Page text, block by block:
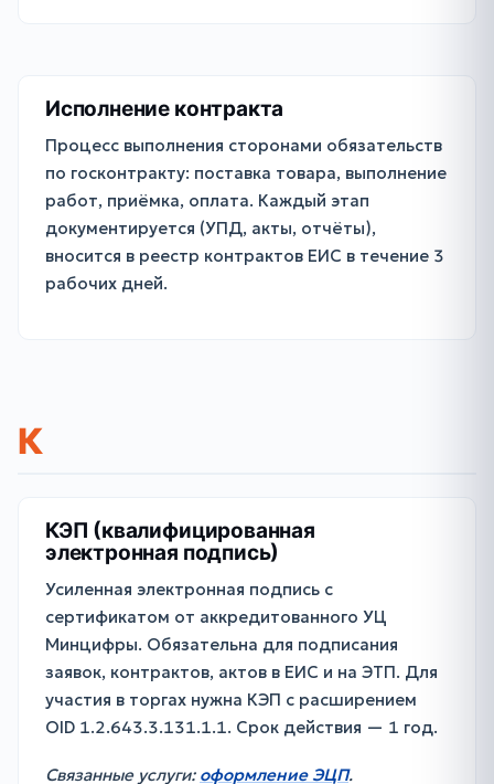
Исполнение контракта
Процесс выполнения сторонами обязательств
по госконтракту: поставка товара, выполнение
работ, приёмка, оплата. Каждый этап
документируется (УПД, акты, отчёты),
вносится в реестр контрактов ЕИС в течение 3
рабочих дней.
К
КЭП (квалифицированная
электронная подпись)
Усиленная электронная подпись с
сертификатом от аккредитованного УЦ
Минцифры. Обязательна для подписания
заявок, контрактов, актов в ЕИС и на ЭТП. Для
участия в торгах нужна КЭП с расширением
OID 1.2.643.3.131.1.1. Срок действия — 1 год.
Связанные услуги: оформление ЭЦП.